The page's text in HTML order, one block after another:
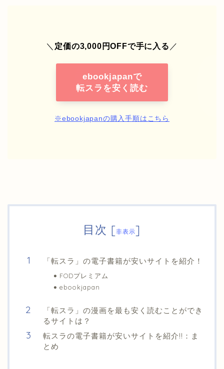
＼ 定価の3,000円OFFで手に入る ／
ebookjapanで
転スラを安く読む
※ebookjapanの購入手順はこちら
目次 [非表示]
「転スラ」の電子書籍が安いサイトを紹介！
FODプレミアム
ebookjapan
「転スラ」の漫画を最も安く読むことができ
るサイトは？
転スラの電子書籍が安いサイトを紹介!!：ま
とめ